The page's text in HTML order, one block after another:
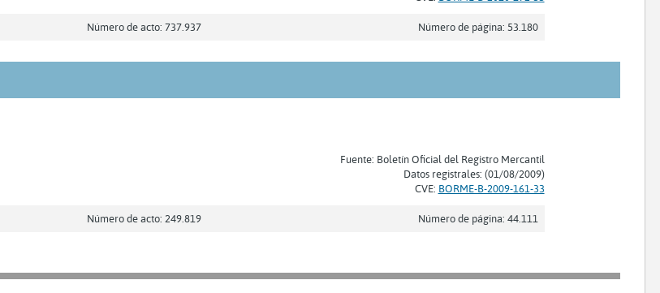
Número de acto: 737.937 Número de página: 53.180
Fuente: Boletín Oficial del Registro Mercantil
Datos registrales: (01/08/2009)
CVE: BORME-B-2009-161-33
Número de acto: 249.819 Número de página: 44.111